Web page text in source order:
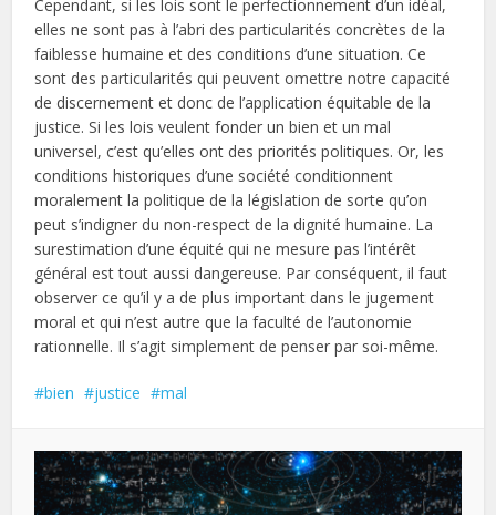
Cependant, si les lois sont le perfectionnement d’un idéal,
elles ne sont pas à l’abri des particularités concrètes de la
faiblesse humaine et des conditions d’une situation. Ce
sont des particularités qui peuvent omettre notre capacité
de discernement et donc de l’application équitable de la
justice. Si les lois veulent fonder un bien et un mal
universel, c’est qu’elles ont des priorités politiques. Or, les
conditions historiques d’une société conditionnent
moralement la politique de la législation de sorte qu’on
peut s’indigner du non-respect de la dignité humaine. La
surestimation d’une équité qui ne mesure pas l’intérêt
général est tout aussi dangereuse. Par conséquent, il faut
observer ce qu’il y a de plus important dans le jugement
moral et qui n’est autre que la faculté de l’autonomie
rationnelle. Il s’agit simplement de penser par soi-même.
bien justice mal